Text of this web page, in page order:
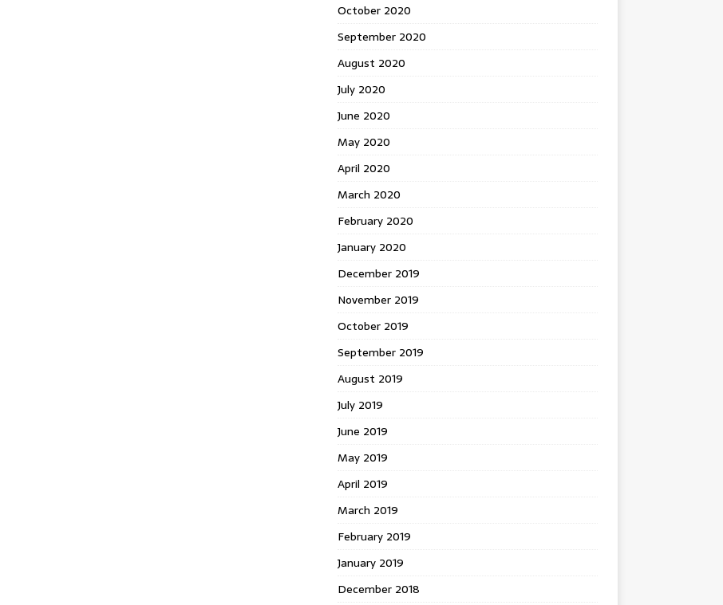
October 2020
September 2020
August 2020
July 2020
June 2020
May 2020
April 2020
March 2020
February 2020
January 2020
December 2019
November 2019
October 2019
September 2019
August 2019
July 2019
June 2019
May 2019
April 2019
March 2019
February 2019
January 2019
December 2018